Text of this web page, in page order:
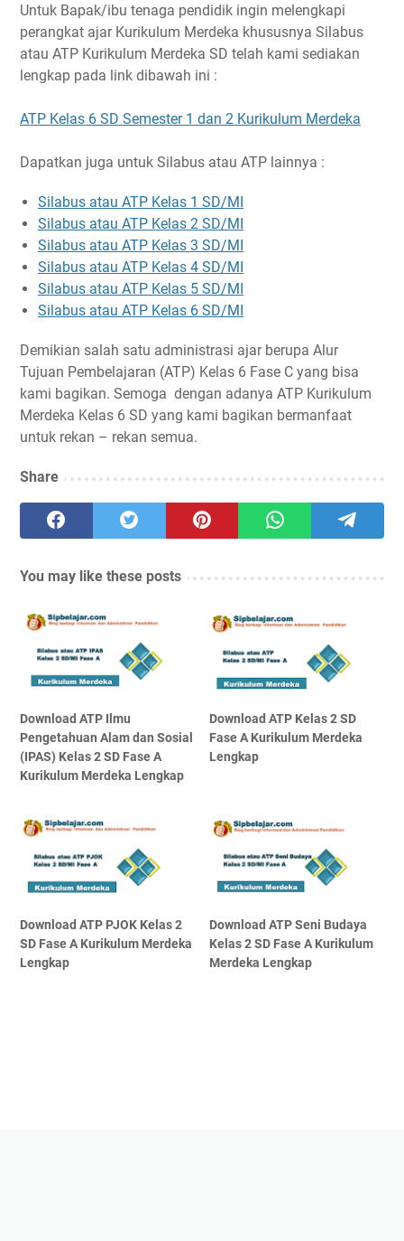
Untuk Bapak/ibu tenaga pendidik ingin melengkapi
perangkat ajar Kurikulum Merdeka khususnya Silabus
atau ATP Kurikulum Merdeka SD telah kami sediakan
lengkap pada link dibawah ini :
ATP Kelas 6 SD Semester 1 dan 2 Kurikulum Merdeka
Dapatkan juga untuk Silabus atau ATP lainnya :
Silabus atau ATP Kelas 1 SD/MI
Silabus atau ATP Kelas 2 SD/MI
Silabus atau ATP Kelas 3 SD/MI
Silabus atau ATP Kelas 4 SD/MI
Silabus atau ATP Kelas 5 SD/MI
Silabus atau ATP Kelas 6 SD/MI
Demikian salah satu administrasi ajar berupa Alur
Tujuan Pembelajaran (ATP) Kelas 6 Fase C yang bisa
kami bagikan. Semoga dengan adanya ATP Kurikulum
Merdeka Kelas 6 SD yang kami bagikan bermanfaat
untuk rekan – rekan semua.
Share
You may like these posts
Download ATP Ilmu
Pengetahuan Alam dan Sosial
(IPAS) Kelas 2 SD Fase A
Kurikulum Merdeka Lengkap
Download ATP Kelas 2 SD
Fase A Kurikulum Merdeka
Lengkap
Download ATP PJOK Kelas 2
SD Fase A Kurikulum Merdeka
Lengkap
Download ATP Seni Budaya
Kelas 2 SD Fase A Kurikulum
Merdeka Lengkap